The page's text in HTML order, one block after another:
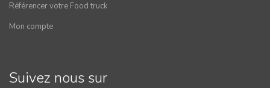
Référencer votre Food truck
Mon compte
Suivez nous sur